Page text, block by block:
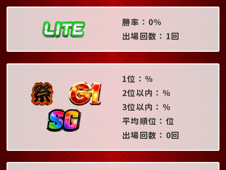
勝率：0％
出場回数：1回
1位：％
2位以内：％
3位以内：％
平均順位：位
出場回数：0回